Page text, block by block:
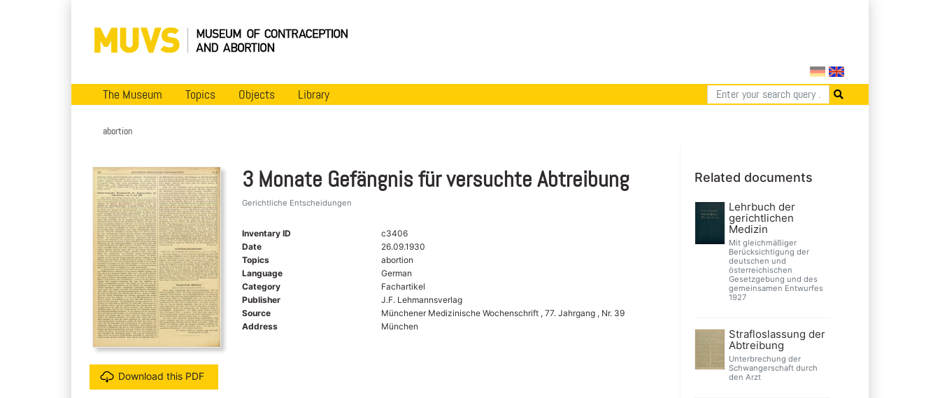
The Museum Topics Objects Library
abortion
Download this PDF
3 Monate Gefängnis für versuchte Abtreibung
Gerichtliche Entscheidungen
Inventary ID
c3406
Date
26.09.1930
Topics
abortion
Language
German
Category
Fachartikel
Publisher
J.F. Lehmannsverlag
Source
Münchener Medizinische Wochenschrift , 77. Jahrgang , Nr. 39
Address
München
Related documents
Lehrbuch der
gerichtlichen
Medizin
Mit gleichmäßiger
Berücksichtigung der
deutschen und
österreichischen
Gesetzgebung und des
gemeinsamen Entwurfes
1927
Strafloslassung der
Abtreibung
Unterbrechung der
Schwangerschaft durch
den Arzt